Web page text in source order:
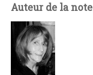
Auteur de la note